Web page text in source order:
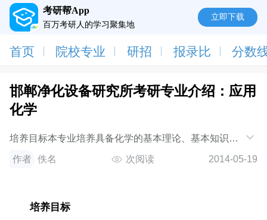
考研帮App
百万考研人的学习聚集地
立即下载
首页 院校专业 研招 报录比 分数
邯郸净化设备研究所考研专业介绍：应用
化学
培养目标本专业培养具备化学的基本理论、基本知识和
较强的实验技能，能在科研机构、高等学校及企事业单
位等从事科学研究、教学工作及管理工作
作者 佚名 次阅读 2014-05-19
培养目标